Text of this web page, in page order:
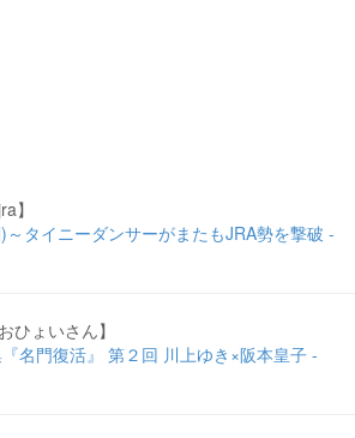
】
～タイニーダンサーがまたもJRA勢を撃破 -
ひょいさん】
『名門復活』 第２回 川上ゆき×阪本皇子 -